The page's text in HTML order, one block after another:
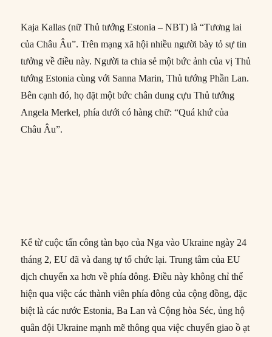
Kaja Kallas (nữ Thủ tướng Estonia – NBT) là “Tương lai
của Châu Âu”. Trên mạng xã hội nhiều người bày tỏ sự tin
tưởng về điều này. Người ta chia sẻ một bức ảnh của vị Thủ
tướng Estonia cùng với Sanna Marin, Thủ tướng Phần Lan.
Bên cạnh đó, họ đặt một bức chân dung cựu Thủ tướng
Angela Merkel, phía dưới có hàng chữ: “Quá khứ của
Châu Âu”.
Kể từ cuộc tấn công tàn bạo của Nga vào Ukraine ngày 24
tháng 2, EU đã và đang tự tổ chức lại. Trung tâm của EU
dịch chuyển xa hơn về phía đông. Điều này không chỉ thể
hiện qua việc các thành viên phía đông của cộng đồng, đặc
biệt là các nước Estonia, Ba Lan và Cộng hòa Séc, ủng hộ
quân đội Ukraine mạnh mẽ thông qua việc chuyển giao ồ ạt